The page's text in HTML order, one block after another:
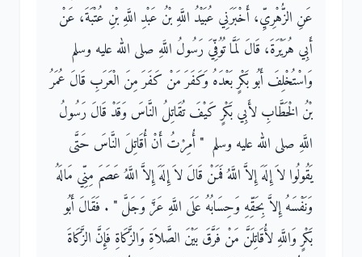
عَنِ الزُّهْرِيِّ، أَخْبَرَنِي عُبَيْدُ اللَّهِ بْنُ عَبْدِ اللَّهِ بْنِ عُتْبَةَ، عَنْ
أَبِي هُرَيْرَةَ، قَالَ لَمَّا تُوُفِّيَ رَسُولُ اللَّهِ صلى الله عليه وسلم
وَاسْتُخْلِفَ أَبُو بَكْرٍ بَعْدَهُ وَكَفَرَ مَنْ كَفَرَ مِنَ الْعَرَبِ قَالَ عُمَرُ
بْنُ الْخَطَّابِ لأَبِي بَكْرٍ كَيْفَ تُقَاتِلُ النَّاسَ وَقَدْ قَالَ رَسُولُ
اللَّهِ صلى الله عليه وسلم ‏ "‏ أُمِرْتُ أَنْ أُقَاتِلَ النَّاسَ حَتَّى
يَقُولُوا لاَ إِلَهَ إِلاَّ اللَّهُ فَمَنْ قَالَ لاَ إِلَهَ إِلاَّ اللَّهُ عَصَمَ مِنِّي مَالَهُ
وَنَفْسَهُ إِلاَّ بِحَقِّهِ وَحِسَابُهُ عَلَى اللَّهِ عَزَّ وَجَلَّ ‏"‏ ‏.‏ فَقَالَ أَبُو
بَكْرٍ وَاللَّهِ لأُقَاتِلَنَّ مَنْ فَرَّقَ بَيْنَ الصَّلاَةِ وَالزَّكَاةِ فَإِنَّ الزَّكَاةَ